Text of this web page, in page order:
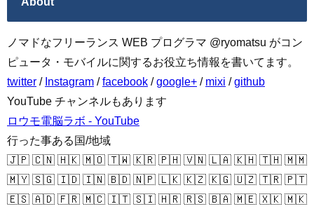
ノマドなフリーランス WEB プログラマ @ryomatsu がコン
ピュータ・モバイルに関するお役立ち情報を書いてます。
twitter / Instagram /facebook /google+ / mixi /github
YouTube チャンネルもあります
ロウモ電脳ラボ - YouTube
行った事ある国/地域
🇯🇵 🇨🇳 🇭🇰 🇲🇴 🇹🇼 🇰🇷 🇵🇭 🇻🇳 🇱🇦 🇰🇭 🇹🇭 🇲🇲
🇲🇾 🇸🇬 🇮🇩 🇮🇳 🇧🇩 🇳🇵 🇱🇰 🇰🇿 🇰🇬 🇺🇿 🇹🇷 🇵🇹
🇪🇸 🇦🇩 🇫🇷 🇲🇨 🇮🇹 🇸🇮 🇭🇷 🇷🇸 🇧🇦 🇲🇪 🇽🇰 🇲🇰